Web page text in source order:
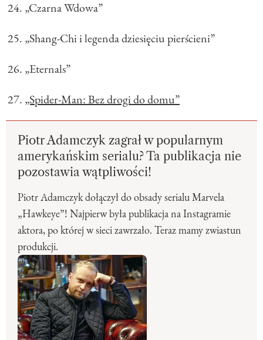
„Czarna Wdowa”
„Shang-Chi i legenda dziesięciu pierścieni”
„Eternals”
„Spider-Man: Bez drogi do domu”
Piotr Adamczyk zagrał w popularnym
amerykańskim serialu? Ta publikacja nie
pozostawia wątpliwości!
Piotr Adamczyk dołączył do obsady serialu Marvela
„Hawkeye”! Najpierw była publikacja na Instagramie
aktora, po której w sieci zawrzało. Teraz mamy zwiastun
produkcji.